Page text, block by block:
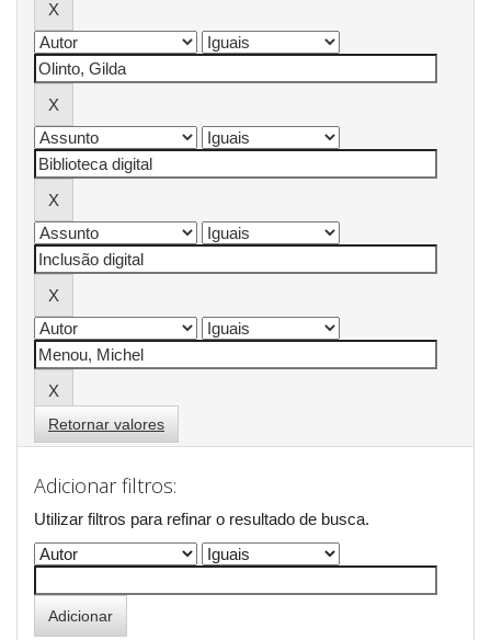
Retornar valores
Adicionar filtros:
Utilizar filtros para refinar o resultado de busca.